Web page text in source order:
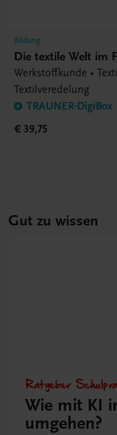
Bildung
Die textile Welt im
Werkstoffkunde •
Textilveredelung
TRAUNER-DigiBox
€ 39,75
Gut zu wissen
Ratgeber
Wie mit KI
umgehen?